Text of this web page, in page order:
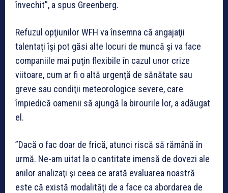
învechit”, a spus Greenberg.
Refuzul opţiunilor WFH va însemna că angajaţii
talentaţi îşi pot găsi alte locuri de muncă şi va face
companiile mai puţin flexibile în cazul unor crize
viitoare, cum ar fi o altă urgenţă de sănătate sau
greve sau condiţii meteorologice severe, care
împiedică oamenii să ajungă la birourile lor, a adăugat
el.
”Dacă o fac doar de frică, atunci riscă să rămână în
urmă. Ne-am uitat la o cantitate imensă de dovezi ale
anilor analizaţi şi ceea ce arată evaluarea noastră
este că există modalităţi de a face ca abordarea de